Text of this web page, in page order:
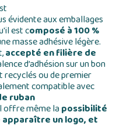
évidente aux emballages
est composé à 100 %
masse adhésive légère.
accepté en filière de
d’adhésion sur un bon
recyclés ou de premier
compatible avec
ruban
offre même la possibilité
un logo, et